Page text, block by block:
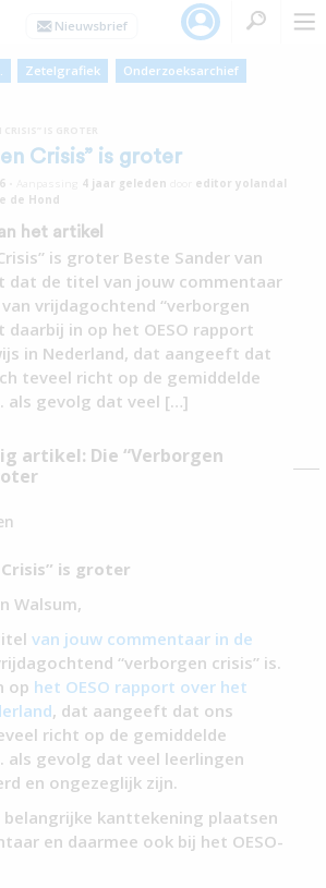
Zetelgrafiek Onderzoeksarchief
Crisis” is groter
4 jaar geleden
editor yolandal
de Hond
het artikel
is groter Beste Sander van
dat de titel van jouw commentaar
vrijdagochtend “verborgen
daarbij in op het OESO rapport
in Nederland, dat aangeeft dat
teveel richt op de gemiddelde
als gevolg dat veel […]
artikel: Die “Verborgen
is groter
Walsum,
van jouw commentaar in de
“verborgen crisis” is.
op het OESO rapport over het
, dat aangeeft dat ons
richt op de gemiddelde
als gevolg dat veel leerlingen
en ongezeglijk zijn.
belangrijke kanttekening plaatsen
en daarmee ook bij het OESO-